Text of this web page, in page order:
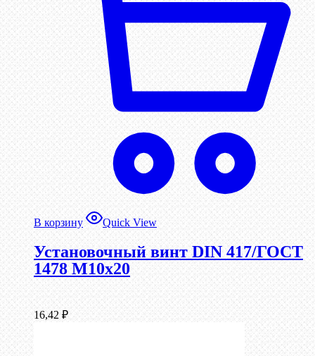
В корзину Quick View
Установочный винт DIN 417/ГОСТ
1478 М10х20
16,42 ₽